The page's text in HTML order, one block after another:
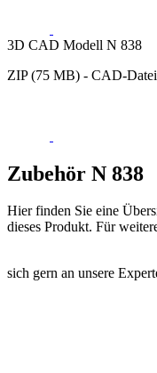
3D CAD Modell N 838
ZIP (75 MB) - CAD-
Zubehör N 838
Hier finden Sie eine
dieses Produkt. Für
sich gern an unsere